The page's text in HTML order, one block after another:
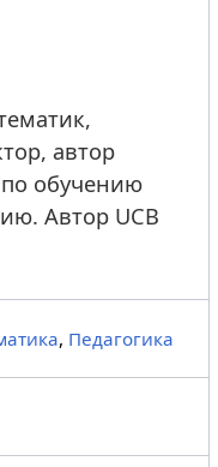
автор
обучению
Автор UCB
, Педагогика